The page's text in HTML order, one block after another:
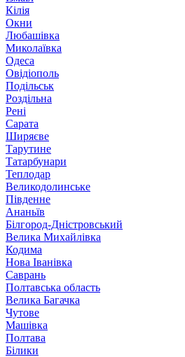
Кілія
Окни
Любашівка
Миколаївка
Одеса
Овідіополь
Подільськ
Роздільна
Рені
Сарата
Ширяєве
Тарутине
Татарбунари
Теплодар
Великодолинське
Південне
Ананьїв
Білгород-Дністровський
Велика Михайлівка
Кодима
Нова Іванівка
Саврань
Полтавська область
Велика Багачка
Чутове
Машівка
Полтава
Білики